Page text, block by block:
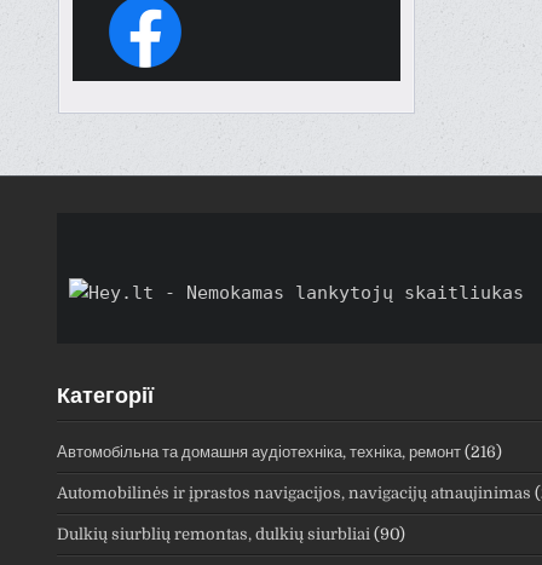
Категорії
Автомобільна та домашня аудіотехніка, техніка, ремонт (216)
Automobilinės ir įprastos navigacijos, navigacijų atnaujinimas
Dulkių siurblių remontas, dulkių siurbliai (90)